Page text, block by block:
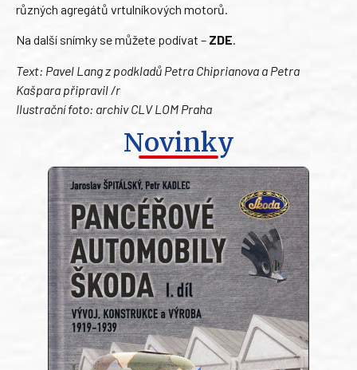
různých agregátů vrtulníkových motorů.
Na další snímky se můžete podívat – ZDE.
Text: Pavel Lang z podkladů Petra Chiprianova a Petra
Kašpara připravil /r
Ilustrační foto: archiv CLV LOM Praha
Novinky